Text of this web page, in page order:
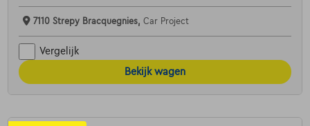
7110 Strepy Bracquegnies, Car Project
Vergelijk
Bekijk wagen